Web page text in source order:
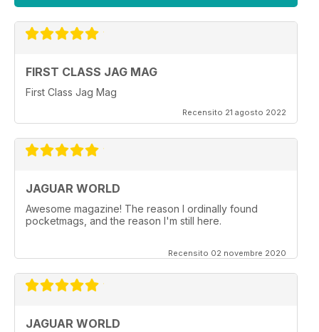
FIRST CLASS JAG MAG
First Class Jag Mag
Recensito 21 agosto 2022
JAGUAR WORLD
Awesome magazine! The reason I ordinally found
pocketmags, and the reason I'm still here.
Recensito 02 novembre 2020
JAGUAR WORLD